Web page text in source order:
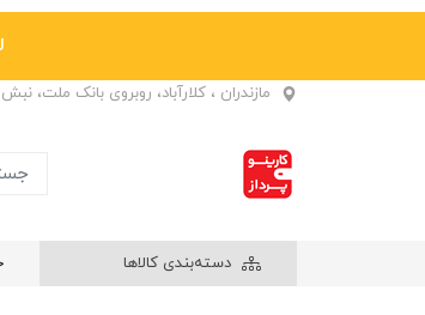
مازندران ، کلارآباد، روبروی بانک ملت،
دسته‌بندی کالاها